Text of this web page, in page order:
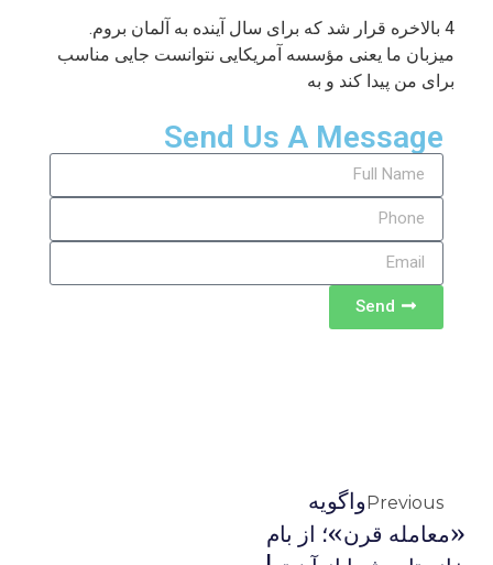
4 بالاخره قرار شد که برای سال آینده به آلمان بروم.
میزبان ما یعنی مؤسسه آمریکایی نتوانست جایی مناسب
برای من پیدا کند و به
Send Us A Message
Send
Previousواگویه
«معامله قرن»؛ از بام